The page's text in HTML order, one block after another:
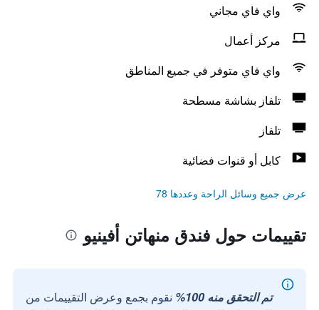
واي فاي مجاني
مركز أعمال
واي فاي متوفر في جميع المناطق
تلفاز بشاشة مسطحة
تلفاز
كابل أو قنوات فضائية
عرض جميع وسائل الراحة وعددها 78
تقييمات حول فندق منهاتن أفينيو
تم التحقق منه 100%
نقوم بجمع وعرض التقييمات من